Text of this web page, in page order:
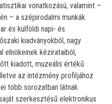
vonatkozású, valamint –
– a szépirodalmi munkák.
és külföldi napi- és
kiadványokból, nagy
elnökeinek kézirataiból,
kiadott, muzeális értékű
az intézmény profiljához
több sorozatban látnak
szerkesztésű elektronikus